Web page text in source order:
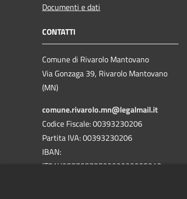
Documenti e dati
CONTATTI
Comune di Rivarolo Mantovano
Via Gonzaga 39, Rivarolo Mantovano
(MN)
comune.rivarolo.mn@legalmail.it
Codice Fiscale: 00393230206
Partita IVA: 00393230206
IBAN:
IT81U0877057870000000005010